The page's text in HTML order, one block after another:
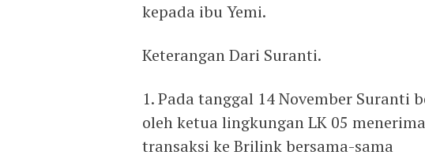
kepada ibu Yemi.
Keterangan Dari Suranti.
1. Pada tanggal 14 November Suranti
oleh ketua lingkungan LK 05
transaksi ke Brilink bersama-sama